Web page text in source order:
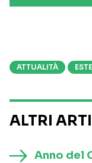
ATTUALITÀ
ALTRI
Anno del